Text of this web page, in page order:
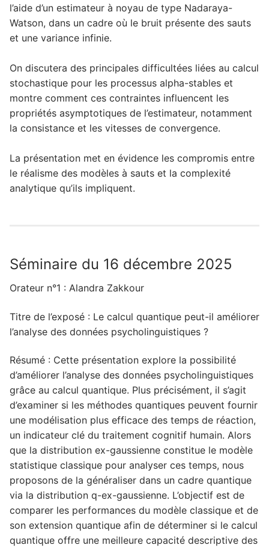
l’aide d’un estimateur à noyau de type Nadaraya-
Watson, dans un cadre où le bruit présente des sauts
et une variance infinie.
On discutera des principales difficultées liées au calcul
stochastique pour les processus alpha-stables et
montre comment ces contraintes influencent les
propriétés asymptotiques de l’estimateur, notamment
la consistance et les vitesses de convergence.
La présentation met en évidence les compromis entre
le réalisme des modèles à sauts et la complexité
analytique qu’ils impliquent.
Séminaire du 16 décembre 2025
Orateur n°1 : Alandra Zakkour
Titre de l’exposé : Le calcul quantique peut-il améliorer
l’analyse des données psycholinguistiques ?
Résumé : Cette présentation explore la possibilité
d’améliorer l’analyse des données psycholinguistiques
grâce au calcul quantique. Plus précisément, il s’agit
d’examiner si les méthodes quantiques peuvent fournir
une modélisation plus efficace des temps de réaction,
un indicateur clé du traitement cognitif humain. Alors
que la distribution ex-gaussienne constitue le modèle
statistique classique pour analyser ces temps, nous
proposons de la généraliser dans un cadre quantique
via la distribution q-ex-gaussienne. L’objectif est de
comparer les performances du modèle classique et de
son extension quantique afin de déterminer si le calcul
quantique offre une meilleure capacité descriptive des